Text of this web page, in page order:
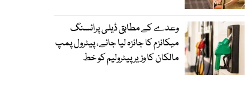
وعدے کے مطابق ڈیلی پرائسنگ
میکانزم کا جائزہ لیا جائے، پیٹرول پمپ
مالکان کا وزیرپیٹرولیم کو خط